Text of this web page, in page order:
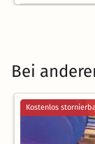
Bei
Kostenlos